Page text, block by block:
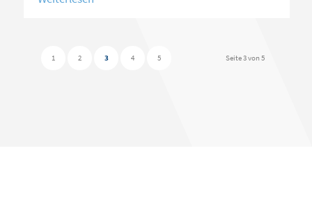
Seite 3 von 5
1 2 3 4 5